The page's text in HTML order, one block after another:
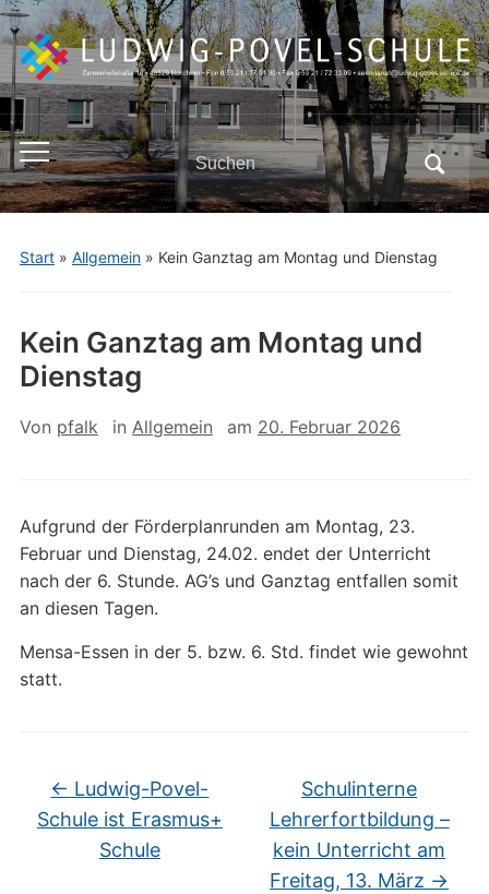
Toggle
mobile
menu
Search
for:
Start» Allgemein» Kein Ganztag am Montag und Dienstag
Kein Ganztag am Montag und
Dienstag
Von pfalk in Allgemein am 20. Februar 2026
Aufgrund der Förderplanrunden am Montag, 23.
Februar und Dienstag, 24.02. endet der Unterricht
nach der 6. Stunde. AG’s und Ganztag entfallen somit
an diesen Tagen.
Mensa-Essen in der 5. bzw. 6. Std. findet wie gewohnt
statt.
← Ludwig-Povel-
Schule ist Erasmus+
Schule
Schulinterne
Lehrerfortbildung –
kein Unterricht am
Freitag, 13. März →